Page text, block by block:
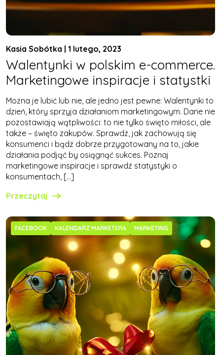
Kasia Sobótka | 1 lutego, 2023
Walentynki w polskim e-commerce.
Marketingowe inspiracje i statystki
Można je lubić lub nie, ale jedno jest pewne: Walentynki to
dzień, który sprzyja działaniom marketingowym. Dane nie
pozostawiają wątpliwości: to nie tylko święto miłości, ale
także – święto zakupów. Sprawdź, jak zachowują się
konsumenci i bądź dobrze przygotowany na to, jakie
działania podjąć by osiągnąć sukces. Poznaj
marketingowe inspiracje i sprawdź statystyki o
konsumentach, […]
Przeczytaj
FACEBOOK KALENDARZ MARKETERA MARKETING